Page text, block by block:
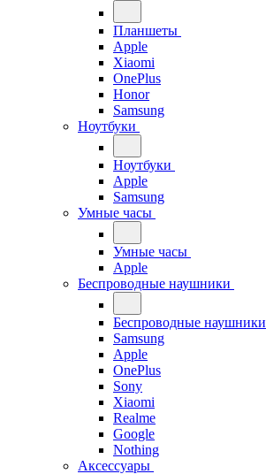
Планшеты
Apple
Xiaomi
OnePlus
Honor
Samsung
Ноутбуки
Ноутбуки
Apple
Samsung
Умные часы
Умные часы
Apple
Беспроводные наушники
Беспроводные наушники
Samsung
Apple
OnePlus
Sony
Xiaomi
Realme
Google
Nothing
Аксессуары